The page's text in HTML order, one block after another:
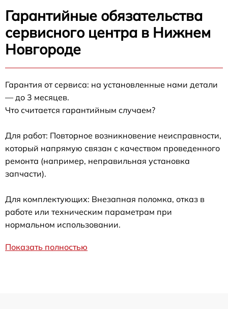
Гарантийные обязательства
сервисного центра в Нижнем
Новгороде
Гарантия от сервиса: на установленные нами детали
— до 3 месяцев.
Что считается гарантийным случаем?
Для работ: Повторное возникновение неисправности,
который напрямую связан с качеством проведенного
ремонта (например, неправильная установка
запчасти).
Для комплектующих: Внезапная поломка, отказ в
работе или техническим параметрам при
нормальном использовании.
Показать полностью